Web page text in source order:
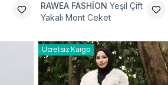
RAWEA FASHİON Yeşil Çift
Yakalı Mont Ceket
Ücretsiz Kargo